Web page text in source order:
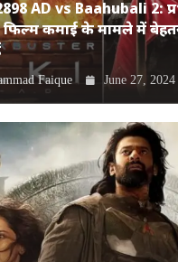
AD vs Baahubali 2:
फिल्म कमाई के मामले में
Faique June 27,